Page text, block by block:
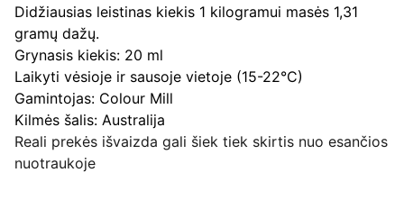
Didžiausias leistinas kiekis 1 kilogramui masės 1,31
gramų dažų.
Grynasis kiekis: 20 ml
Laikyti vėsioje ir sausoje vietoje (15-22°C)
Gamintojas: Colour Mill
Kilmės šalis: Australija
Reali prekės išvaizda gali šiek tiek skirtis nuo esančios
nuotraukoje